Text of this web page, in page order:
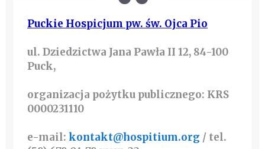
Puckie Hospicjum pw. św. Ojca Pio
ul. Dziedzictwa Jana Pawła II 12, 84-100
Puck,
organizacja pożytku publicznego: KRS
0000231110
e-mail: kontakt@hospitium.org / tel.